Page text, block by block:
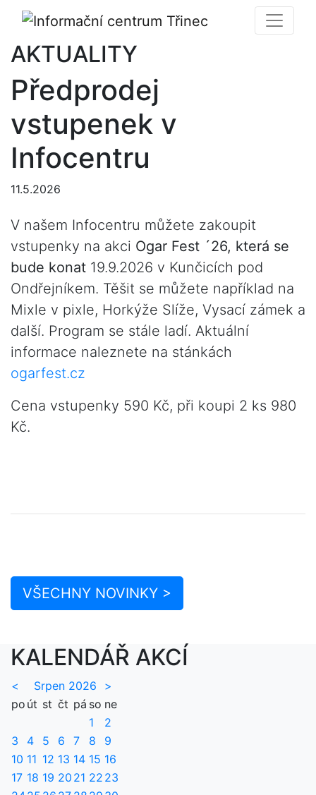
AKTUALITY
Předprodej
vstupenek v
Infocentru
11.5.2026
V našem Infocentru můžete zakoupit
vstupenky na akci Ogar Fest ´26, která se
bude konat 19.9.2026 v Kunčicích pod
Ondřejníkem. Těšit se můžete například na
Mixle v pixle, Horkýže Slíže, Vysací zámek a
další. Program se stále ladí. Aktuální
informace naleznete na stánkách
ogarfest.cz
Cena vstupenky 590 Kč, při koupi 2 ks 980
Kč.
VŠECHNY NOVINKY >
KALENDÁŘ AKCÍ
< Srpen 2026
>
po út st čt pá so ne
1
2
3
4 5 6 7 8
9
10 11 12 13 14 15 16
17 18 19 20 21 22 23